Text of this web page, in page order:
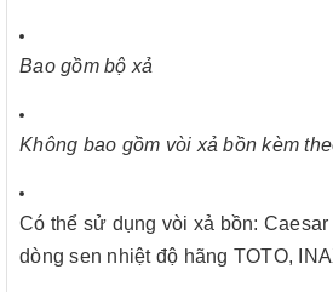
Bao gồm bộ xả
Không bao gồm vòi xả bồn kèm
Có thể sử dụng vòi xả bồn:
dòng sen nhiệt độ hãng TOTO,